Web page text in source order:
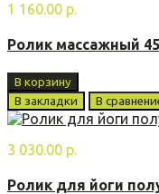
1 160.00 р.
Ролик массажный
В корзину
В закладки
В
3 030.00 р.
Ролик для йоги